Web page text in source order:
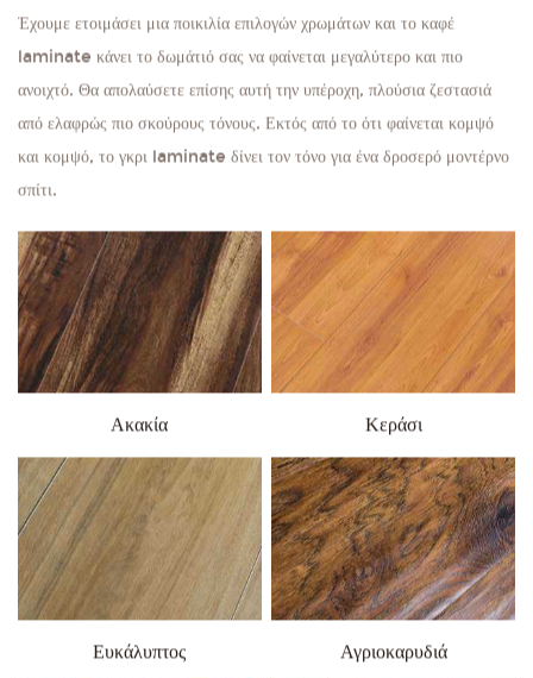
Έχουμε ετοιμάσει μια ποικιλία επιλογών χρωμάτων και το καφέ
laminate κάνει το δωμάτιό σας να φαίνεται μεγαλύτερο και πιο
ανοιχτό. Θα απολαύσετε επίσης αυτή την υπέροχη, πλούσια ζεστασιά
από ελαφρώς πιο σκούρους τόνους. Εκτός από το ότι φαίνεται κομψό
και κομψό, το γκρι laminate δίνει τον τόνο για ένα δροσερό μοντέρνο
σπίτι.
Ακακία Κεράσι
Ευκάλυπτος Αγριοκαρυδιά